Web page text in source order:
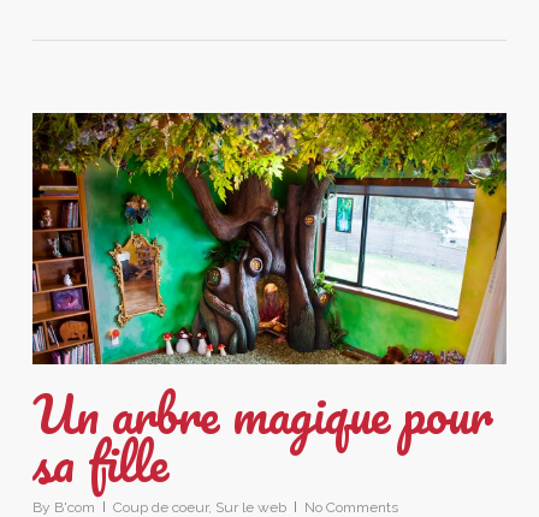
Un arbre magique pour
sa fille
By B'com Coup de coeur, Sur le web No Comments